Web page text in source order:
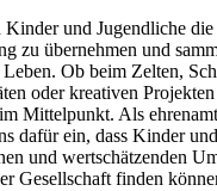
Kinder und Jugendliche
zu übernehmen und
Ob beim Zelten,
oder kreativen Projekten
Mittelpunkt. Als
dafür ein, dass Kinder
und wertschätzenden
Gesellschaft finden